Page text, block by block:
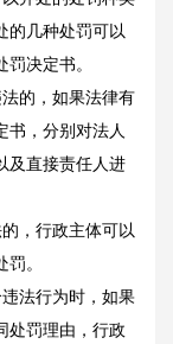
的几种处罚可以
决定书。
的，如果法律有
书，分别对法人
及直接责任人进
，行政主体可以
。
法行为时，如果
处罚理由，行政